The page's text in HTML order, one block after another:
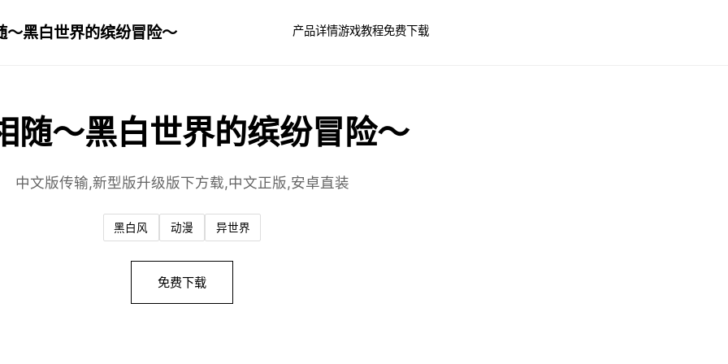
～黑白世界的缤纷冒险～ 产品详情游戏教程免费下载
随～黑白世界的缤纷冒险～
中文版传输,新型版升级版下方载,中文正版,安卓直装
黑白风 动漫 异世界
免费下载